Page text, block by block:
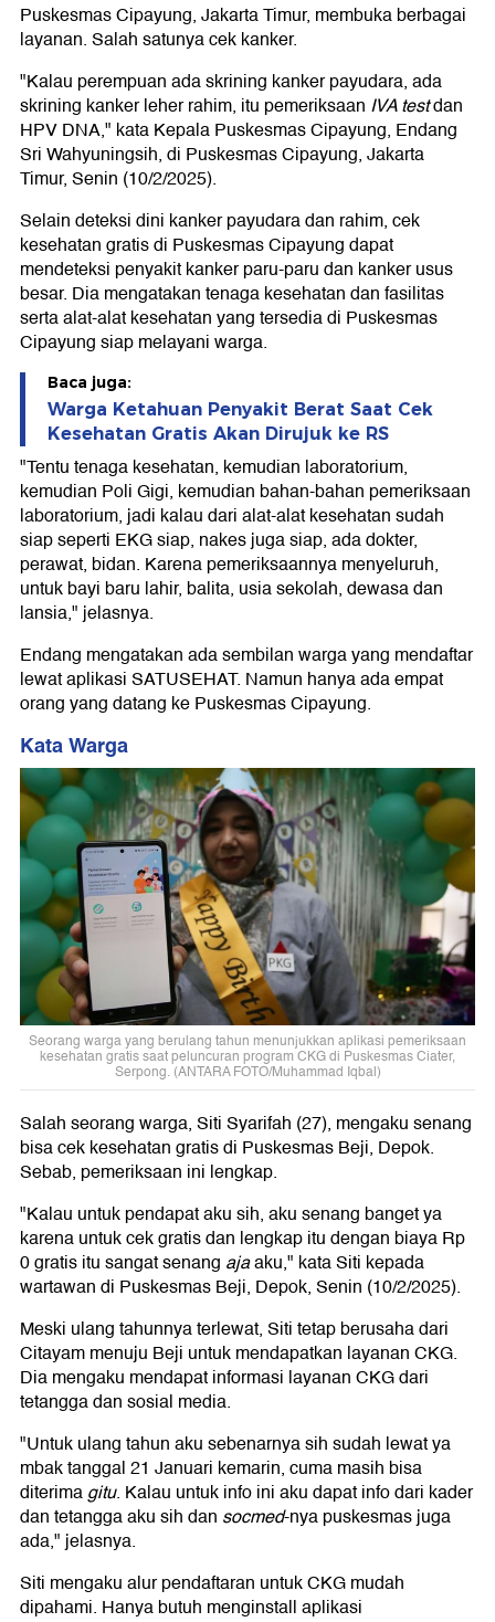
Puskesmas Cipayung, Jakarta Timur, membuka berbagai
layanan. Salah satunya cek kanker.
"Kalau perempuan ada skrining kanker payudara, ada
skrining kanker leher rahim, itu pemeriksaan IVA testdan
HPV DNA," kata Kepala Puskesmas Cipayung, Endang
Sri Wahyuningsih, di Puskesmas Cipayung, Jakarta
Timur, Senin (10/2/2025).
Selain deteksi dini kanker payudara dan rahim, cek
kesehatan gratis di Puskesmas Cipayung dapat
mendeteksi penyakit kanker paru-paru dan kanker usus
besar. Dia mengatakan tenaga kesehatan dan fasilitas
serta alat-alat kesehatan yang tersedia di Puskesmas
Cipayung siap melayani warga.
Baca juga:
Warga Ketahuan Penyakit Berat Saat Cek
Kesehatan Gratis Akan Dirujuk ke RS
"Tentu tenaga kesehatan, kemudian laboratorium,
kemudian Poli Gigi, kemudian bahan-bahan pemeriksaan
laboratorium, jadi kalau dari alat-alat kesehatan sudah
siap seperti EKG siap, nakes juga siap, ada dokter,
perawat, bidan. Karena pemeriksaannya menyeluruh,
untuk bayi baru lahir, balita, usia sekolah, dewasa dan
lansia," jelasnya.
Endang mengatakan ada sembilan warga yang mendaftar
lewat aplikasi SATUSEHAT. Namun hanya ada empat
orang yang datang ke Puskesmas Cipayung.
Kata Warga
Seorang warga yang berulang tahun menunjukkan aplikasi pemeriksaan
kesehatan gratis saat peluncuran program CKG di Puskesmas Ciater,
Serpong. (ANTARA FOTO/Muhammad Iqbal)
Salah seorang warga, Siti Syarifah (27), mengaku senang
bisa cek kesehatan gratis di Puskesmas Beji, Depok.
Sebab, pemeriksaan ini lengkap.
"Kalau untuk pendapat aku sih, aku senang banget ya
karena untuk cek gratis dan lengkap itu dengan biaya Rp
0 gratis itu sangat senang ajaaku," kata Siti kepada
wartawan di Puskesmas Beji, Depok, Senin (10/2/2025).
Meski ulang tahunnya terlewat, Siti tetap berusaha dari
Citayam menuju Beji untuk mendapatkan layanan CKG.
Dia mengaku mendapat informasi layanan CKG dari
tetangga dan sosial media.
"Untuk ulang tahun aku sebenarnya sih sudah lewat ya
mbak tanggal 21 Januari kemarin, cuma masih bisa
diterimagitu. Kalau untuk info ini aku dapat info dari kader
dan tetangga aku sih dan socmed-nya puskesmas juga
ada," jelasnya.
Siti mengaku alur pendaftaran untuk CKG mudah
dipahami. Hanya butuh menginstall aplikasi